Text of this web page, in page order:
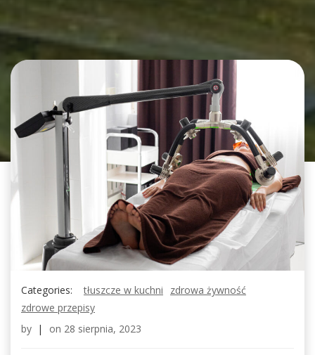
Categories: tłuszcze w kuchni
zdrowa żywność
zdrowe przepisy
by | on 28 sierpnia, 2023